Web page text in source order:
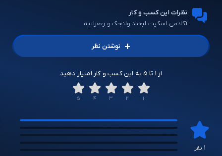
نظرات این کسب و کار
آکادمی اسکیت لبخند.ولنجک و زعفرانیه
+ نوشتن نظر
از 1 تا 5 به این کسب و کار امتیاز دهید
1
2
3
4
5
1 نفر